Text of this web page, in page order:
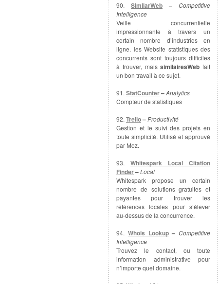
90. SimilarWeb – Competitive
Intelligence
Veille concurrentielle
impressionnante à travers un
certain nombre d’industries en
ligne. les Website statistiques des
concurrents sont toujours difficiles
à trouver, maissimilairesWeb fait
un bon travail à ce sujet.
91. StatCounter–Analytics
Compteur de statistiques
92. Trello–Productivité
Gestion et le suivi des projets en
toute simplicité. Utilisé et approuvé
par Moz.
93. Whitespark Local Citation
Finder–Local
Whitespark propose un certain
nombre de solutions gratuites et
payantes pour trouver les
références locales pour s’élever
au-dessus de la concurrence.
94. Whois Lookup– Competitive
Intelligence
Trouvez le contact, ou toute
information administrative pour
n’importe quel domaine.